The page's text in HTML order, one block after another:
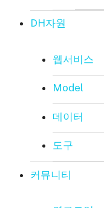
DH자원
웹서비스
Model
데이터
도구
커뮤니티